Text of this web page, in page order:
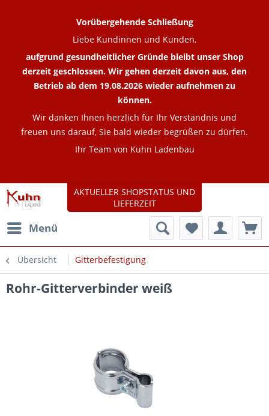
Menü
Übersicht Gitterbefestigung
Rohr-Gitterverbinder weiß
AKTUELLER SHOPSTATUS UND
LIEFERZEIT
Vorübergehende Schließung
Liebe Kundinnen und Kunden,
aufgrund gesundheitlicher Gründe bleibt unser Shop
derzeit geschlossen. Wir gehen derzeit davon aus, den
Betrieb ab dem 19.08.2026 wieder aufnehmen zu
können.
Wir danken Ihnen herzlich für Ihr Verständnis und
freuen uns darauf, Sie bald wieder begrüßen zu dürfen.
Ihr Team von Kuhn Ladenbau